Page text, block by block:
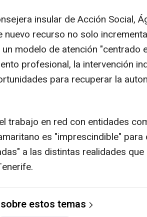
insular de Acción Social,
nuevo recurso no solo
modelo de atención "centrado
profesional, la intervención
para recuperar la
trabajo en red con entidades
es "imprescindible"
a las distintas realidades que
estos temas